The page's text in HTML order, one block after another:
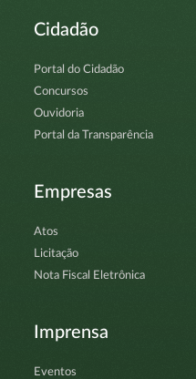
Cidadão
Portal do Cidadão
Concursos
Ouvidoria
Portal da Transparência
Empresas
Atos
Licitação
Nota Fiscal Eletrônica
Imprensa
Eventos